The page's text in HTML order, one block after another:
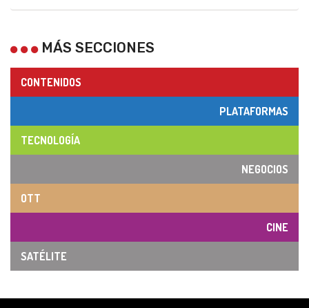
MÁS SECCIONES
CONTENIDOS
PLATAFORMAS
TECNOLOGÍA
NEGOCIOS
OTT
CINE
SATÉLITE